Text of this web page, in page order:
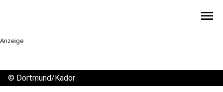
menu
Anzeige
© Dortmund/Kador